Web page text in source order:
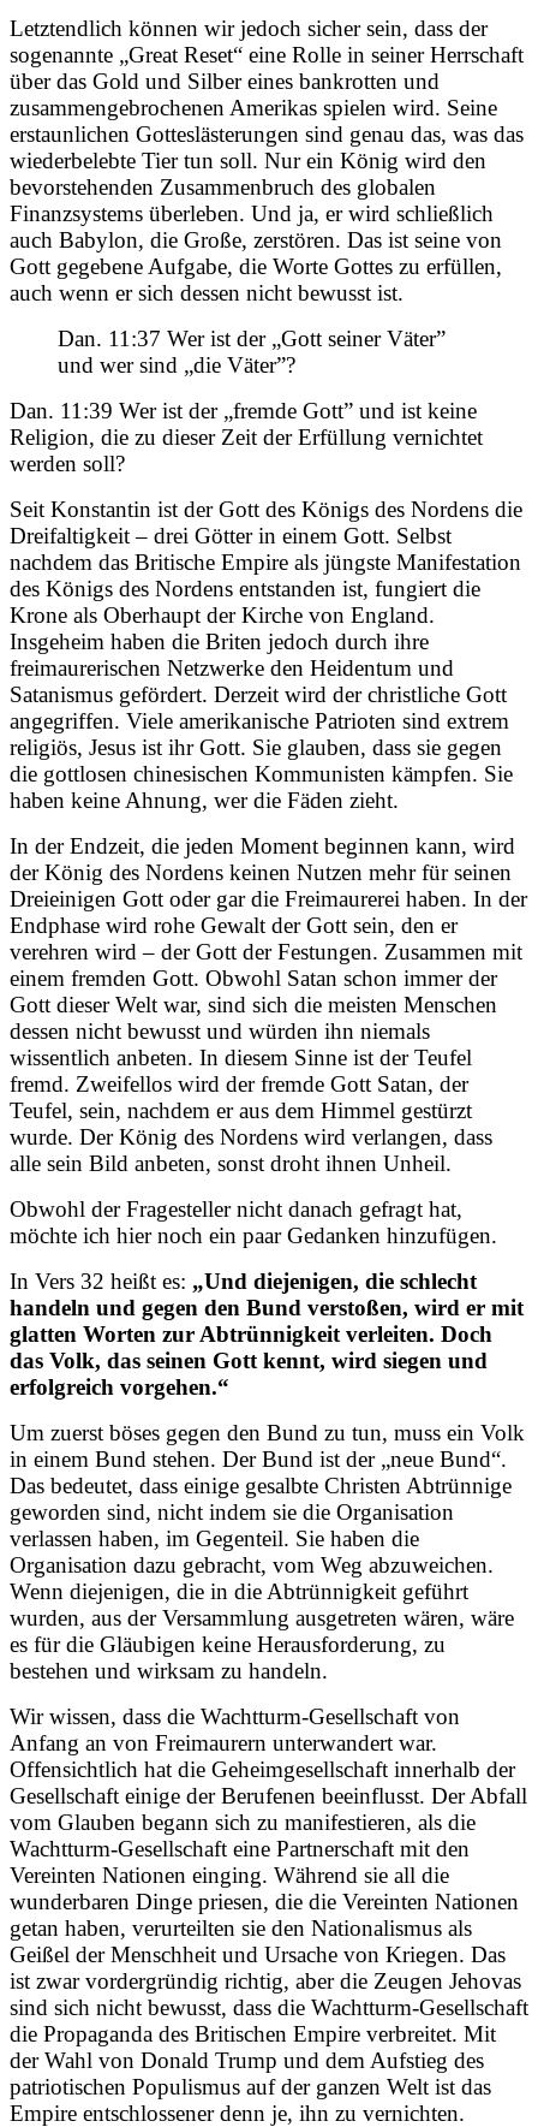
Letztendlich können wir jedoch sicher sein, dass der
sogenannte „Great Reset“ eine Rolle in seiner Herrschaft
über das Gold und Silber eines bankrotten und
zusammengebrochenen Amerikas spielen wird. Seine
erstaunlichen Gotteslästerungen sind genau das, was das
wiederbelebte Tier tun soll. Nur ein König wird den
bevorstehenden Zusammenbruch des globalen
Finanzsystems überleben. Und ja, er wird schließlich
auch Babylon, die Große, zerstören. Das ist seine von
Gott gegebene Aufgabe, die Worte Gottes zu erfüllen,
auch wenn er sich dessen nicht bewusst ist.
Dan. 11:37 Wer ist der „Gott seiner Väter”
und wer sind „die Väter”?
Dan. 11:39 Wer ist der „fremde Gott” und ist keine
Religion, die zu dieser Zeit der Erfüllung vernichtet
werden soll?
Seit Konstantin ist der Gott des Königs des Nordens die
Dreifaltigkeit – drei Götter in einem Gott. Selbst
nachdem das Britische Empire als jüngste Manifestation
des Königs des Nordens entstanden ist, fungiert die
Krone als Oberhaupt der Kirche von England.
Insgeheim haben die Briten jedoch durch ihre
freimaurerischen Netzwerke den Heidentum und
Satanismus gefördert. Derzeit wird der christliche Gott
angegriffen. Viele amerikanische Patrioten sind extrem
religiös, Jesus ist ihr Gott. Sie glauben, dass sie gegen
die gottlosen chinesischen Kommunisten kämpfen. Sie
haben keine Ahnung, wer die Fäden zieht.
In der Endzeit, die jeden Moment beginnen kann, wird
der König des Nordens keinen Nutzen mehr für seinen
Dreieinigen Gott oder gar die Freimaurerei haben. In der
Endphase wird rohe Gewalt der Gott sein, den er
verehren wird – der Gott der Festungen. Zusammen mit
einem fremden Gott. Obwohl Satan schon immer der
Gott dieser Welt war, sind sich die meisten Menschen
dessen nicht bewusst und würden ihn niemals
wissentlich anbeten. In diesem Sinne ist der Teufel
fremd. Zweifellos wird der fremde Gott Satan, der
Teufel, sein, nachdem er aus dem Himmel gestürzt
wurde. Der König des Nordens wird verlangen, dass
alle sein Bild anbeten, sonst droht ihnen Unheil.
Obwohl der Fragesteller nicht danach gefragt hat,
möchte ich hier noch ein paar Gedanken hinzufügen.
In Vers 32 heißt es: „Und diejenigen, die schlecht
handeln und gegen den Bund verstoßen, wird er mit
glatten Worten zur Abtrünnigkeit verleiten. Doch
das Volk, das seinen Gott kennt, wird siegen und
erfolgreich vorgehen.“
Um zuerst böses gegen den Bund zu tun, muss ein Volk
in einem Bund stehen. Der Bund ist der „neue Bund“.
Das bedeutet, dass einige gesalbte Christen Abtrünnige
geworden sind, nicht indem sie die Organisation
verlassen haben, im Gegenteil. Sie haben die
Organisation dazu gebracht, vom Weg abzuweichen.
Wenn diejenigen, die in die Abtrünnigkeit geführt
wurden, aus der Versammlung ausgetreten wären, wäre
es für die Gläubigen keine Herausforderung, zu
bestehen und wirksam zu handeln.
Wir wissen, dass die Wachtturm-Gesellschaft von
Anfang an von Freimaurern unterwandert war.
Offensichtlich hat die Geheimgesellschaft innerhalb der
Gesellschaft einige der Berufenen beeinflusst. Der Abfall
vom Glauben begann sich zu manifestieren, als die
Wachtturm-Gesellschaft eine Partnerschaft mit den
Vereinten Nationen einging. Während sie all die
wunderbaren Dinge priesen, die die Vereinten Nationen
getan haben, verurteilten sie den Nationalismus als
Geißel der Menschheit und Ursache von Kriegen. Das
ist zwar vordergründig richtig, aber die Zeugen Jehovas
sind sich nicht bewusst, dass die Wachtturm-Gesellschaft
die Propaganda des Britischen Empire verbreitet. Mit
der Wahl von Donald Trump und dem Aufstieg des
patriotischen Populismus auf der ganzen Welt ist das
Empire entschlossener denn je, ihn zu vernichten.